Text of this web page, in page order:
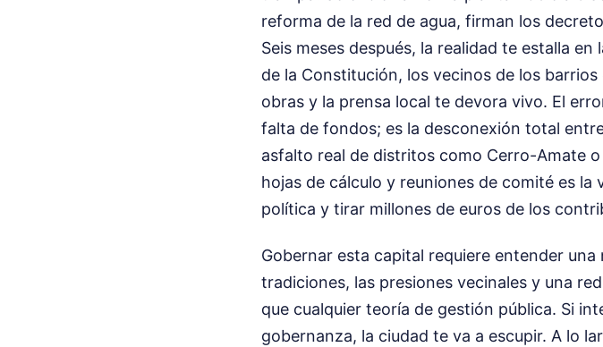
reforma de la red de agua, firman los
Seis meses después, la realidad te estalla
de la Constitución, los vecinos de los
obras y la prensa local te devora vivo. El
falta de fondos; es la desconexión total
asfalto real de distritos como Cerro-Amate
hojas de cálculo y reuniones de comité es la
política y tirar millones de euros de los
Gobernar esta capital requiere entender
tradiciones, las presiones vecinales y una
que cualquier teoría de gestión pública. Si
gobernanza, la ciudad te va a escupir. A lo